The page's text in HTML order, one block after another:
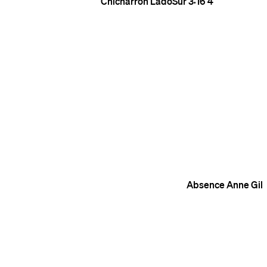
AbsenceAnne Gil